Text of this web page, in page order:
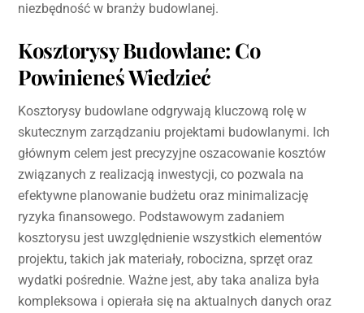
niezbędność w branży budowlanej.
Kosztorysy Budowlane: Co
Powinieneś Wiedzieć
Kosztorysy budowlane odgrywają kluczową rolę w
skutecznym zarządzaniu projektami budowlanymi. Ich
głównym celem jest precyzyjne oszacowanie kosztów
związanych z realizacją inwestycji, co pozwala na
efektywne planowanie budżetu oraz minimalizację
ryzyka finansowego. Podstawowym zadaniem
kosztorysu jest uwzględnienie wszystkich elementów
projektu, takich jak materiały, robocizna, sprzęt oraz
wydatki pośrednie. Ważne jest, aby taka analiza była
kompleksowa i opierała się na aktualnych danych oraz